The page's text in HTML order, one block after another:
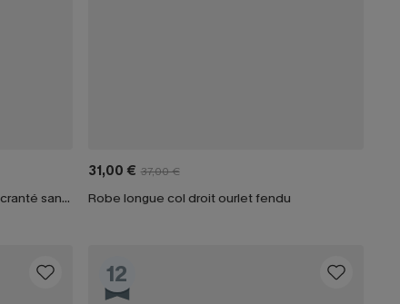
Robe courte à imprimé abstrait col cranté sans manches
31,00 € 37,00 €
Robe longue col droit ourlet fendu
12